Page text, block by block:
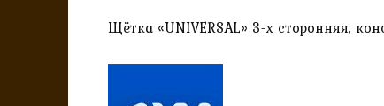
Щётка «UNIVERSAL» 3-х сторонняя,